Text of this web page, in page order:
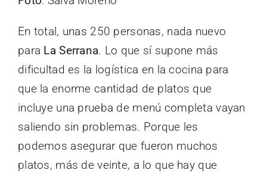
En total, unas 250 personas, nada nuevo
para La Serrana. Lo que sí supone más
dificultad es la logística en la cocina para
que la enorme cantidad de platos que
incluye una prueba de menú completa vayan
saliendo sin problemas. Porque les
podemos asegurar que fueron muchos
platos, más de veinte, a lo que hay que